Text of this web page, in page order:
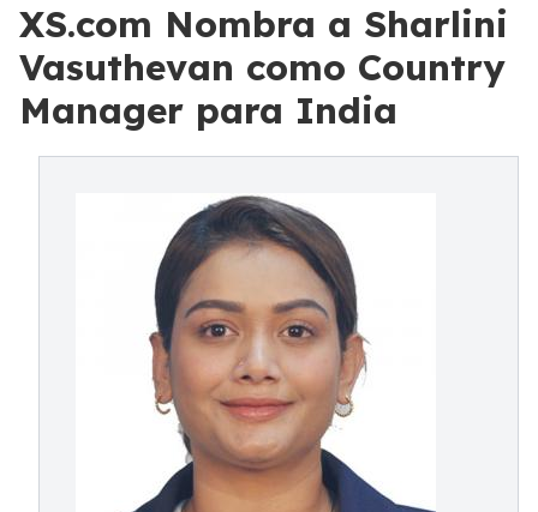
XS.com Nombra a Sharlini
Vasuthevan como Country
Manager para India